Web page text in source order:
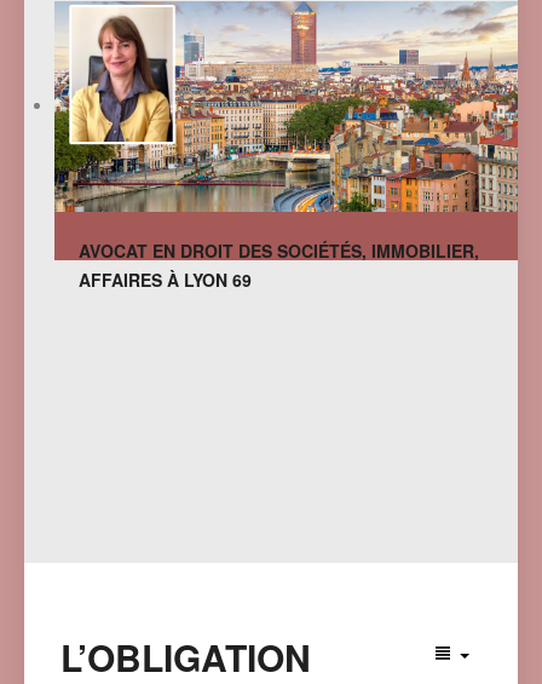
AVOCAT EN DROIT DES SOCIÉTÉS, IMMOBILIER,
AFFAIRES À LYON 69
L’OBLIGATION